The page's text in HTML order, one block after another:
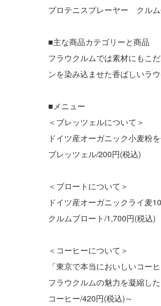
プロテニスプレーヤー クルム
■主な商品カテゴリーと商品
フラウクルムでは素材にもこ
ンを染み込ませた香ばしいラ
■メニュー
＜ブレッツェルについて＞
ドイツ産オーガニック小麦粉
ブレッツェル/200円(税込)
＜ブロートについて＞
ドイツ産オーガニックライ麦
クルムブロート/1,700円(税込)
＜コーヒーについて＞
「東京で本当においしいコー
フラウクルムの魅力を凝縮し
コーヒー/420円(税込)～